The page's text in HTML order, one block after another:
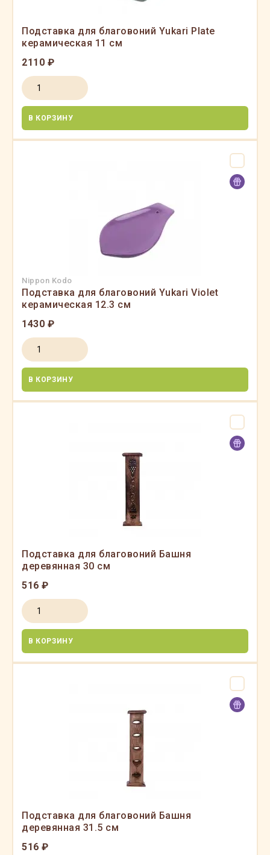
Подставка для благовоний Yukari Plate
керамическая 11 см
2110 ₽
В КОРЗИНУ
Nippon Kodo
Подставка для благовоний Yukari Violet
керамическая 12.3 см
1430 ₽
В КОРЗИНУ
Подставка для благовоний Башня
деревянная 30 см
516 ₽
В КОРЗИНУ
Подставка для благовоний Башня
деревянная 31.5 см
516 ₽